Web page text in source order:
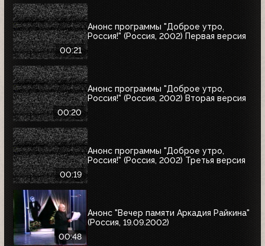
00:21
Анонс программы "Доброе утро,
Россия!" (Россия, 2002) Первая версия
00:20
Анонс программы "Доброе утро,
Россия!" (Россия, 2002) Вторая версия
00:19
Анонс программы "Доброе утро,
Россия!" (Россия, 2002) Третья версия
00:48
Анонс "Вечер памяти Аркадия Райкина"
(Россия, 19.09.2002)